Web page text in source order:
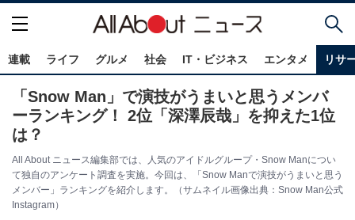
連載 ライフ グルメ 社会 IT・ビジネス エンタメ リサ
「Snow Man」で演技がうまいと思うメンバ
ーランキング！ 2位「深澤辰哉」を抑えた1位
は？
All About ニュース編集部では、人気のアイドルグループ・Snow Manについ
て独自のアンケート調査を実施。今回は、「Snow Manで演技がうまいと思う
メンバー」ランキングを紹介します。（サムネイル画像出典：Snow Man公式
Instagram）